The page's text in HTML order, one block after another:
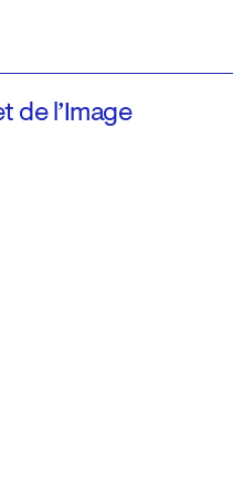
de l’Image